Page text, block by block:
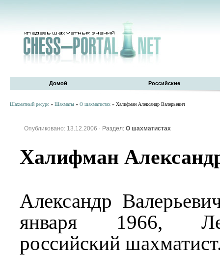
Домой Российские
Шахматный ресурс » Шахматы » О шахматистах » Халифман Александр Валерьевич
Опубликовано: 13.12.2006 · Раздел: О шахматистах
Халифман
Александр
января 1966,
российский